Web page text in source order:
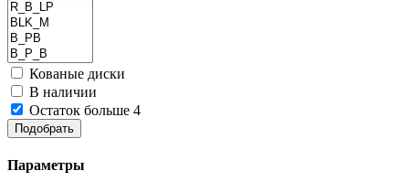
Кованые диски
В наличии
Остаток больше 4
Подобрать
Параметры